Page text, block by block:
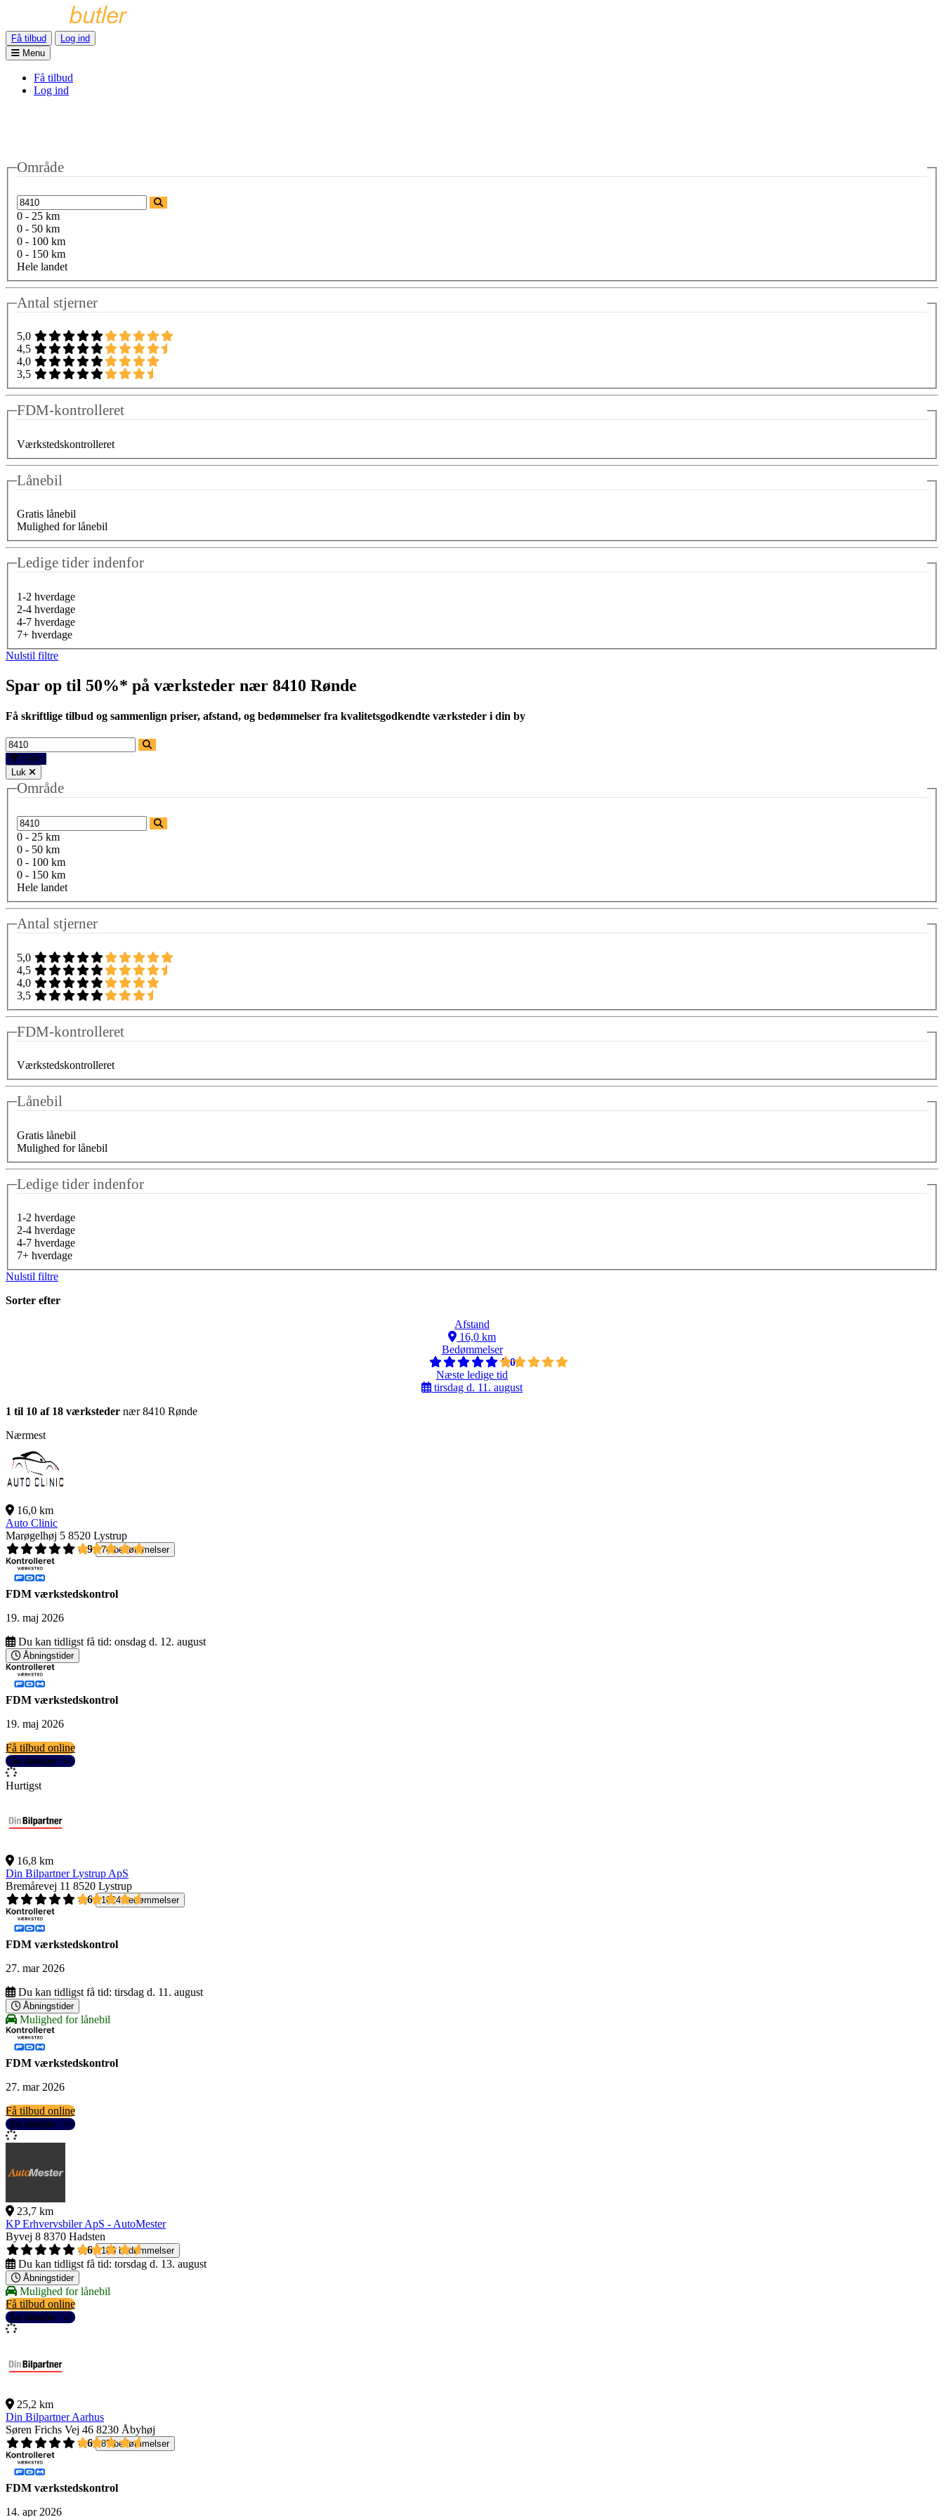
Få tilbud
Log ind
Menu
Få tilbud
Log ind
Område
0 - 25 km
0 - 50 km
0 - 100 km
0 - 150 km
Hele landet
Antal stjerner
5,0
4,5
4,0
3,5
FDM-kontrolleret
Værkstedskontrolleret
Lånebil
Gratis lånebil
Mulighed for lånebil
Ledige tider indenfor
1-2 hverdage
2-4 hverdage
4-7 hverdage
7+ hverdage
Nulstil filtre
Spar op til 50%* på værksteder nær 8410 Rønde
Få skriftlige tilbud og sammenlign priser, afstand, og bedømmelser fra kvalitetsgodkendte værksteder i din by
Filtre
Luk
Område
0 - 25 km
0 - 50 km
0 - 100 km
0 - 150 km
Hele landet
Antal stjerner
5,0
4,5
4,0
3,5
FDM-kontrolleret
Værkstedskontrolleret
Lånebil
Gratis lånebil
Mulighed for lånebil
Ledige tider indenfor
1-2 hverdage
2-4 hverdage
4-7 hverdage
7+ hverdage
Nulstil filtre
Sorter efter
Afstand
16,0 km
Bedømmelser
5,0
Næste ledige tid
tirsdag d. 11. august
1 til 10 af 18 værksteder nær 8410 Rønde
Nærmest
16,0 km
Auto Clinic
Marøgelhøj 5 8520 Lystrup
4,9
74 bedømmelser
FDM værkstedskontrol
19. maj 2026
Du kan tidligst få tid: onsdag d. 12. august
Åbningstider
FDM værkstedskontrol
19. maj 2026
Få tilbud online
Se detaljer
Hurtigst
16,8 km
Din Bilpartner Lystrup ApS
Bremårevej 11 8520 Lystrup
4,6
1024 bedømmelser
FDM værkstedskontrol
27. mar 2026
Du kan tidligst få tid: tirsdag d. 11. august
Åbningstider
Mulighed for lånebil
FDM værkstedskontrol
27. mar 2026
Få tilbud online
Se detaljer
23,7 km
KP Erhvervsbiler ApS - AutoMester
Byvej 8 8370 Hadsten
4,6
188 bedømmelser
Du kan tidligst få tid: torsdag d. 13. august
Åbningstider
Mulighed for lånebil
Få tilbud online
Se detaljer
25,2 km
Din Bilpartner Aarhus
Søren Frichs Vej 46 8230 Åbyhøj
4,6
87 bedømmelser
FDM værkstedskontrol
14. apr 2026